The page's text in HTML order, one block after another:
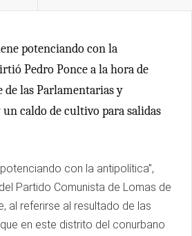
potenciando con la
Pedro Ponce a la hora de
de las Parlamentarias y
un caldo de cultivo para salidas
con la antipolítica”,
Partido Comunista de Lomas de
al referirse al resultado de las
en este distrito del conurbano